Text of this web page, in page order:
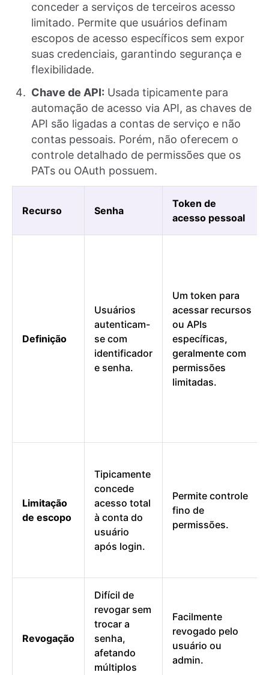
conceder a serviços de terceiros acesso
limitado. Permite que usuários definam
escopos de acesso específicos sem expor
suas credenciais, garantindo segurança e
flexibilidade.
Chave de API: Usada tipicamente para
automação de acesso via API, as chaves de
API são ligadas a contas de serviço e não
contas pessoais. Porém, não oferecem o
controle detalhado de permissões que os
PATs ou OAuth possuem.
Recurso Senha
Token de
acesso pessoal
Definição
Usuários
autenticam-
se com
identificador
e senha.
Um token para
acessar recursos
ou APIs
específicas,
geralmente com
permissões
limitadas.
Limitação
de escopo
Tipicamente
concede
acesso total
à conta do
usuário
após login.
Permite controle
fino de
permissões.
Revogação
Difícil de
revogar sem
trocar a
senha,
afetando
múltiplos
Facilmente
revogado pelo
usuário ou
admin.